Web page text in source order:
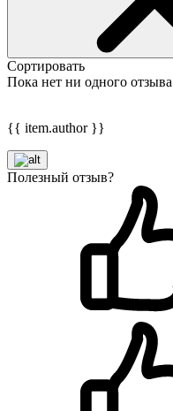
Сортировать
Пока нет ни одного отзыва
{{ item.author }}
Полезный отзыв?